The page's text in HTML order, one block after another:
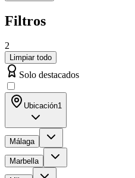
Filtros
2
Limpiar todo
Solo destacados
Ubicación1
Málaga
Marbella